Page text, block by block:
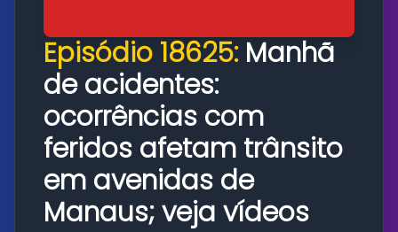
Episódio 18625: Manhã
de acidentes:
ocorrências com
feridos afetam trânsito
em avenidas de
Manaus; veja vídeos